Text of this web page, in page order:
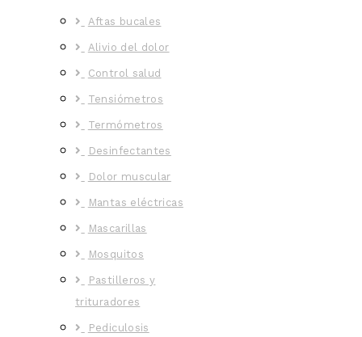
Aftas bucales
Alivio del dolor
Control salud
Tensiómetros
Termómetros
Desinfectantes
Dolor muscular
Mantas eléctricas
Mascarillas
Mosquitos
Pastilleros y
trituradores
Pediculosis